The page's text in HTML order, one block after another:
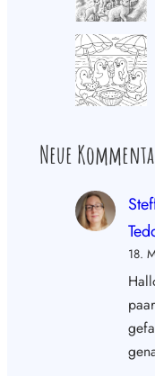
Neue
18.